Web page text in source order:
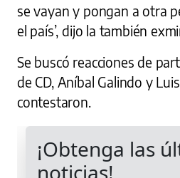
se vayan y pongan a otra
el país’, dijo la también
Se buscó reacciones de
de CD, Aníbal Galindo y
contestaron.